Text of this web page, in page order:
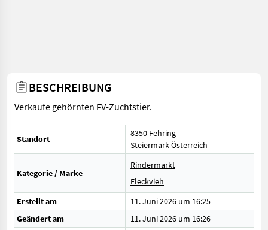
BESCHREIBUNG
Verkaufe gehörnten FV-Zuchtstier.
Standort
8350 Fehring
SteiermarkÖsterreich
Kategorie / Marke
Rindermarkt
Fleckvieh
Erstellt am
11. Juni 2026 um 16:25
Geändert am
11. Juni 2026 um 16:26